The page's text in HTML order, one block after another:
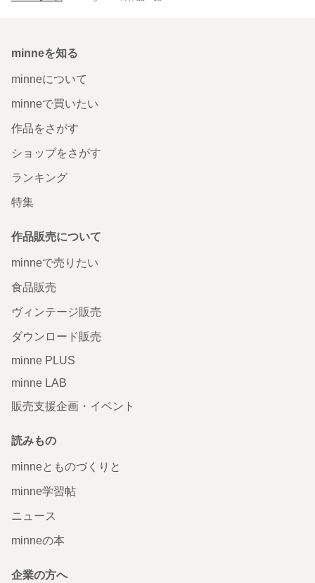
minneを知る
minneについて
minneで買いたい
作品をさがす
ショップをさがす
ランキング
特集
作品販売について
minneで売りたい
食品販売
ヴィンテージ販売
ダウンロード販売
minne PLUS
minne LAB
販売支援企画・イベント
読みもの
minneとものづくりと
minne学習帖
ニュース
minneの本
企業の方へ